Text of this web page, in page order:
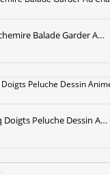
Gant Femme Cachemire En Cuir Plus De Cachemire Balade Garder Au Chaud Chat Charmant
Gant Femme Hiver Écran Tactile Coton Cinq Doigts Peluche Dessin Animé Gris